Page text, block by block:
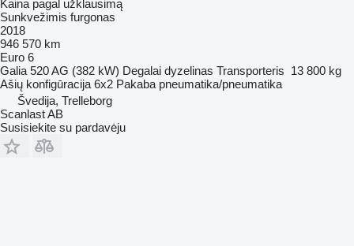
Kaina pagal užklausimą
Sunkvežimis furgonas
2018
946 570 km
Euro 6
Galia 520 AG (382 kW) Degalai dyzelinas Transporteris 13 800 kg
Ašių konfigūracija 6x2 Pakaba pneumatika/pneumatika
Švedija, Trelleborg
Scanlast AB
Susisiekite su pardavėju